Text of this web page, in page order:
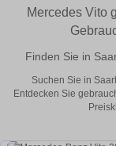
Mercedes Vito
Finden Sie in
Suchen Sie in
Entdecken Sie